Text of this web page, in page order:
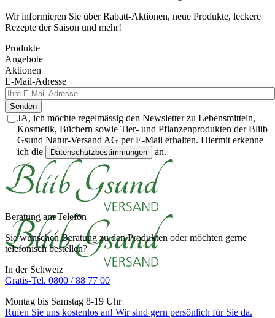
Wir informieren Sie über Rabatt-Aktionen, neue Produkte, leckere
Rezepte der Saison und mehr!
Produkte
Angebote
Aktionen
E-Mail-Adresse
Senden
JA, ich möchte regelmässig den Newsletter zu Lebensmitteln,
Kosmetik, Büchern sowie Tier- und Pflanzenprodukten der Bliib
Gsund Natur-Versand AG per E-Mail erhalten. Hiermit erkenne
ich die
Datenschutzbestimmungen an.
Beratung am Telefon
Sie wünschen Beratung zu den Produkten oder möchten gerne
telefonisch bestellen?
In der Schweiz
Gratis-Tel. 0800 / 88 77 00
Montag bis Samstag 8-19 Uhr
Rufen Sie uns kostenlos an! Wir sind gern persönlich für Sie da.